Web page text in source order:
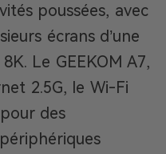
poussées, avec
écrans d’une
Le GEEKOM A7,
2.5G, le Wi-Fi
des